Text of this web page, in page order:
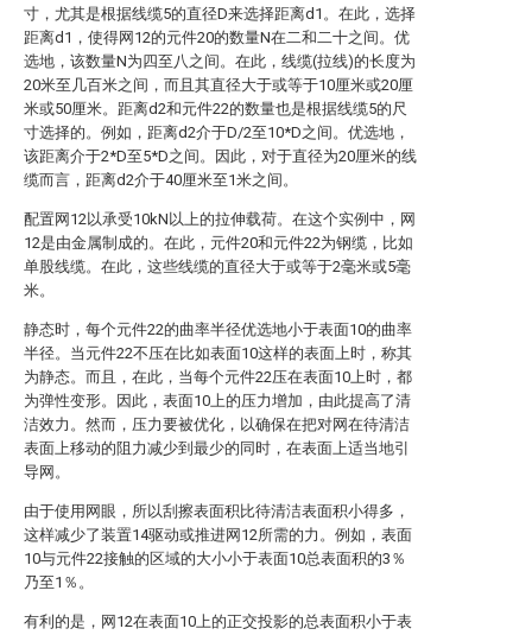
寸，尤其是根据线缆5的直径D来选择距离d1。在此，选择
距离d1，使得网12的元件20的数量N在二和二十之间。优
选地，该数量N为四至八之间。在此，线缆(拉线)的长度为
20米至几百米之间，而且其直径大于或等于10厘米或20厘
米或50厘米。距离d2和元件22的数量也是根据线缆5的尺
寸选择的。例如，距离d2介于D/2至10*D之间。优选地，
该距离介于2*D至5*D之间。因此，对于直径为20厘米的线
缆而言，距离d2介于40厘米至1米之间。
配置网12以承受10kN以上的拉伸载荷。在这个实例中，网
12是由金属制成的。在此，元件20和元件22为钢缆，比如
单股线缆。在此，这些线缆的直径大于或等于2毫米或5毫
米。
静态时，每个元件22的曲率半径优选地小于表面10的曲率
半径。当元件22不压在比如表面10这样的表面上时，称其
为静态。而且，在此，当每个元件22压在表面10上时，都
为弹性变形。因此，表面10上的压力增加，由此提高了清
洁效力。然而，压力要被优化，以确保在把对网在待清洁
表面上移动的阻力减少到最少的同时，在表面上适当地引
导网。
由于使用网眼，所以刮擦表面积比待清洁表面积小得多，
这样减少了装置14驱动或推进网12所需的力。例如，表面
10与元件22接触的区域的大小小于表面10总表面积的3％
乃至1％。
有利的是，网12在表面10上的正交投影的总表面积小于表